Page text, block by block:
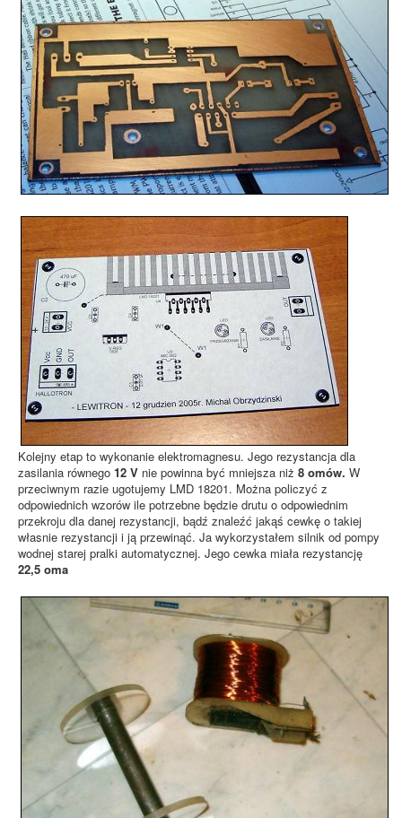
Kolejny etap to wykonanie elektromagnesu. Jego rezystancja dla
zasilania równego 12 V nie powinna być mniejsza niż 8 omów. W
przeciwnym razie ugotujemy LMD 18201. Można policzyć z
odpowiednich wzorów ile potrzebne będzie drutu o odpowiednim
przekroju dla danej rezystancji, bądź znaleźć jakąś cewkę o takiej
własnie rezystancji i ją przewinąć. Ja wykorzystałem silnik od pompy
wodnej starej pralki automatycznej. Jego cewka miała rezystancję
22,5 oma